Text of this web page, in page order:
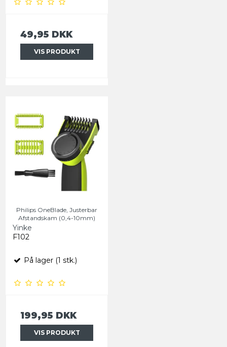
49,95 DKK
VIS PRODUKT
Philips OneBlade, Justerbar
Afstandskam (0,4-10mm)
Yinke
F102
På lager (1 stk.)
199,95 DKK
VIS PRODUKT